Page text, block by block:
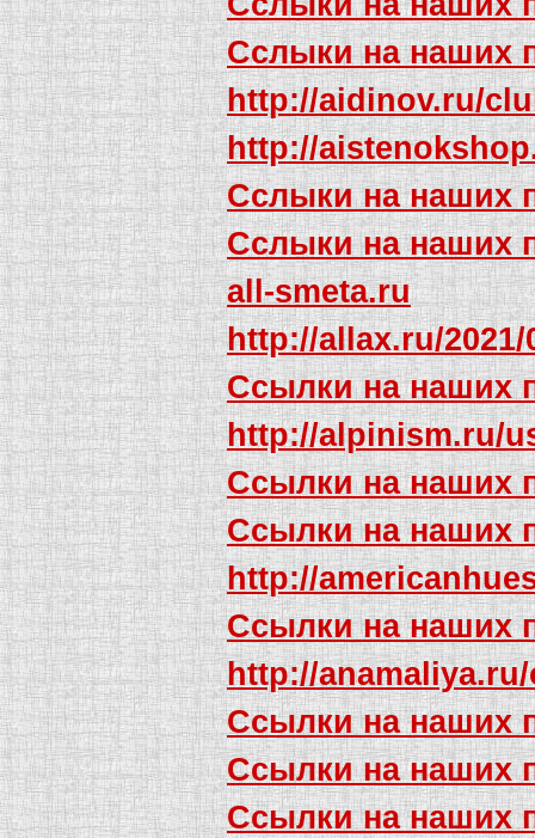
Сслыки на наших
http://aidinov.ru/
http://
Сслыки на наших
Сслыки на наших
all-smeta.ru
http://allax.ru/
Ссылки на наших
http://alpinism.ru/
Ссылки на наших
Ссылки на наших
http://
Ссылки на наших
http://
Ссылки на наших
Ссылки на наших
Ссылки на наших